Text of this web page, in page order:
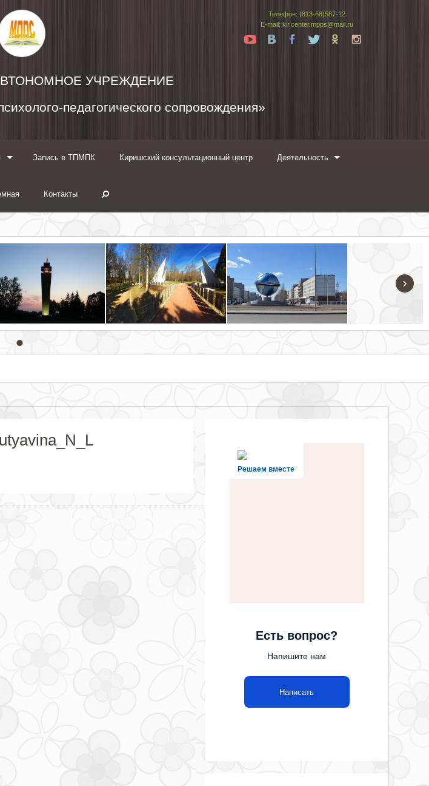
Телефон: (813-68)587-12
E-mail: kir.center.mpps@mail.ru
Yt
Tw
УЧРЕЖДЕНИЕ
педагогического сопровождения»
Запись в ТПМПК Киришский консультационный центр Деятельность
Контакты
›
Решаем вместе
Есть вопрос?
Напишите нам
Написать